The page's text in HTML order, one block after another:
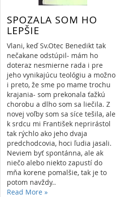
SPOZALA SOM HO
LEPŠIE
Vlani, keď Sv.Otec Benedikt tak
nečakane odstúpil- mám ho
doteraz nesmierne rada i pre
jeho vynikajúcu teológiu a možno
i preto, že sme po mame trochu
krajania- som prekonala ťažkú
chorobu a dlho som sa liečila. Z
novej voľby som sa síce tešila, ale
k srdcu mi František neprirástol
tak rýchlo ako jeho dvaja
predchodcovia, hoci ľudia jasali.
Neviem byť spontánna, ale ak
niečo alebo niekto zapustí do
mňa korene pomalšie, tak je to
potom navždy..
Read More »